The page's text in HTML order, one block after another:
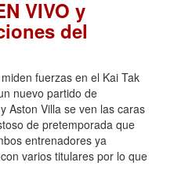
VIVO y
del
fuerzas en el Kai Tak
nuevo partido de
Aston Villa se ven las caras
de pretemporada que
entrenadores ya
varios titulares por lo que